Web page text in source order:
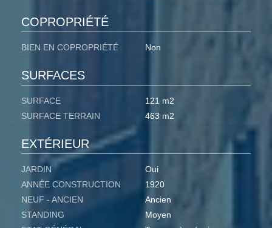
COPROPRIÉTÉ
BIEN EN COPROPRIÉTÉ Non
SURFACES
SURFACE
121 m2
SURFACE TERRAIN
463 m2
EXTÉRIEUR
JARDIN
Oui
ANNÉE CONSTRUCTION
1920
NEUF - ANCIEN
Ancien
STANDING
Moyen